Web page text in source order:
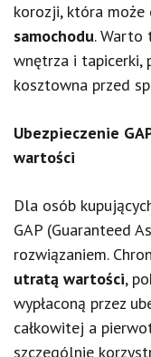
korozji, która może
samochodu. Warto
wnętrza i tapicerki,
kosztowna przed
Ubezpieczenie
wartości
Dla osób
GAP (Guaranteed
rozwiązaniem.
utratą wartości,
wypłaconą przez
całkowitej a
szczególnie